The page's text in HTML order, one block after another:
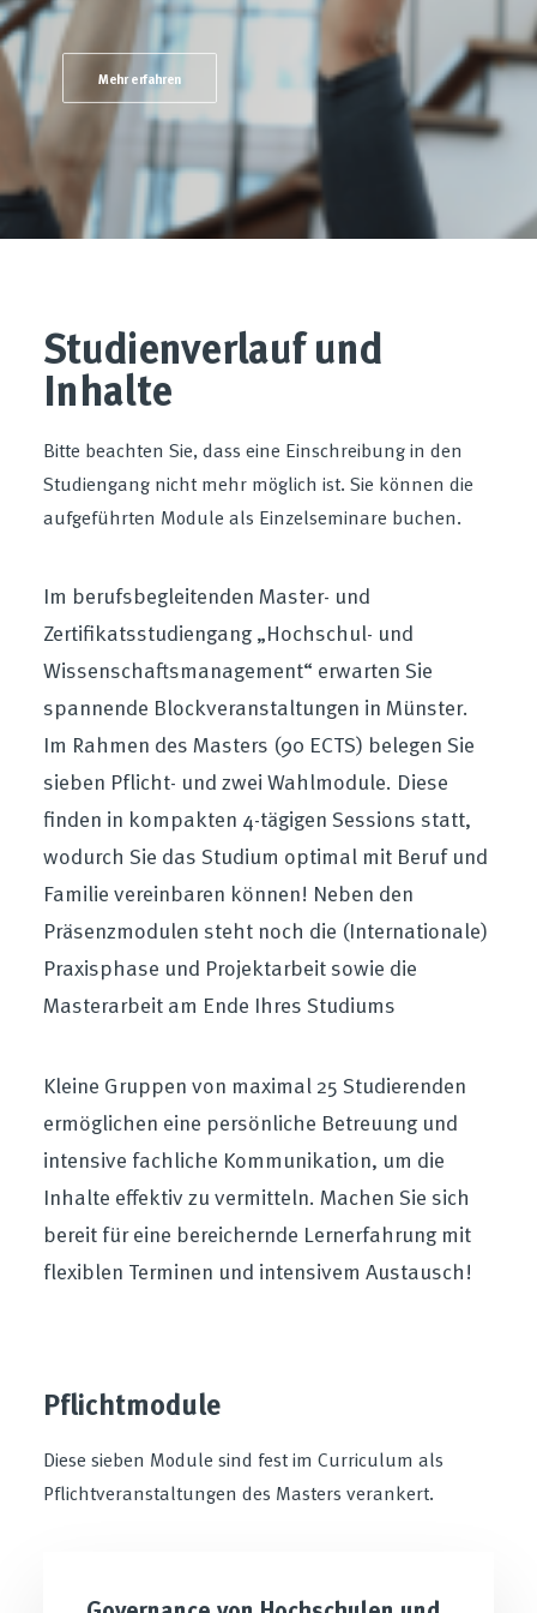
Mehr erfahren
Studienverlauf und
Inhalte
Bitte beachten Sie, dass eine Einschreibung in den
Studiengang nicht mehr möglich ist. Sie können die
aufgeführten Module als Einzelseminare buchen.
Im berufsbegleitenden Master- und
Zertifikatsstudiengang „Hochschul- und
Wissenschaftsmanagement“ erwarten Sie
spannende Blockveranstaltungen in Münster.
Im Rahmen des Masters (90 ECTS) belegen Sie
sieben Pflicht- und zwei Wahlmodule. Diese
finden in kompakten 4-tägigen Sessions statt,
wodurch Sie das Studium optimal mit Beruf und
Familie vereinbaren können! Neben den
Präsenzmodulen steht noch die (Internationale)
Praxisphase und Projektarbeit sowie die
Masterarbeit am Ende Ihres Studiums
Kleine Gruppen von maximal 25 Studierenden
ermöglichen eine persönliche Betreuung und
intensive fachliche Kommunikation, um die
Inhalte effektiv zu vermitteln. Machen Sie sich
bereit für eine bereichernde Lernerfahrung mit
flexiblen Terminen und intensivem Austausch!
Pflichtmodule
Diese sieben Module sind fest im Curriculum als
Pflichtveranstaltungen des Masters verankert.